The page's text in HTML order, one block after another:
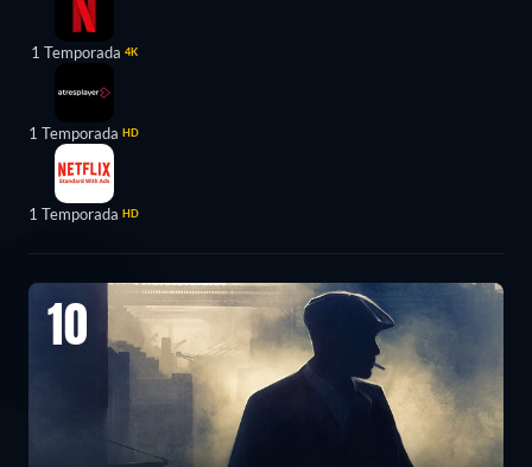
1 Temporada 4K
1 Temporada HD
1 Temporada HD
10